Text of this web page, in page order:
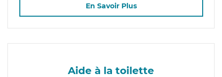
En Savoir Plus
Aide à la toilette